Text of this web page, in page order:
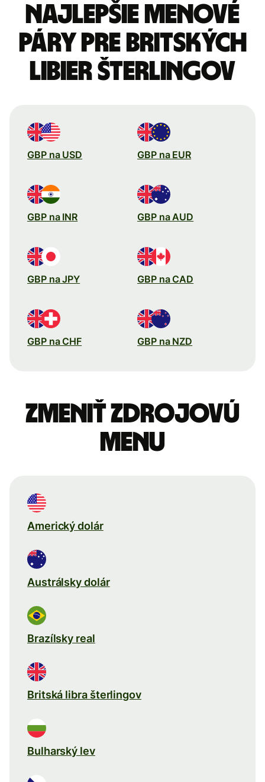
Najlepšie menové
páry pre Britských
libier šterlingov
GBP na USD GBP na EUR
GBP na INR GBP na AUD
GBP na JPY GBP na CAD
GBP na CHF GBP na NZD
Zmeniť zdrojovú
menu
Americký dolár
Austrálsky dolár
Brazílsky real
Britská libra šterlingov
Bulharský lev